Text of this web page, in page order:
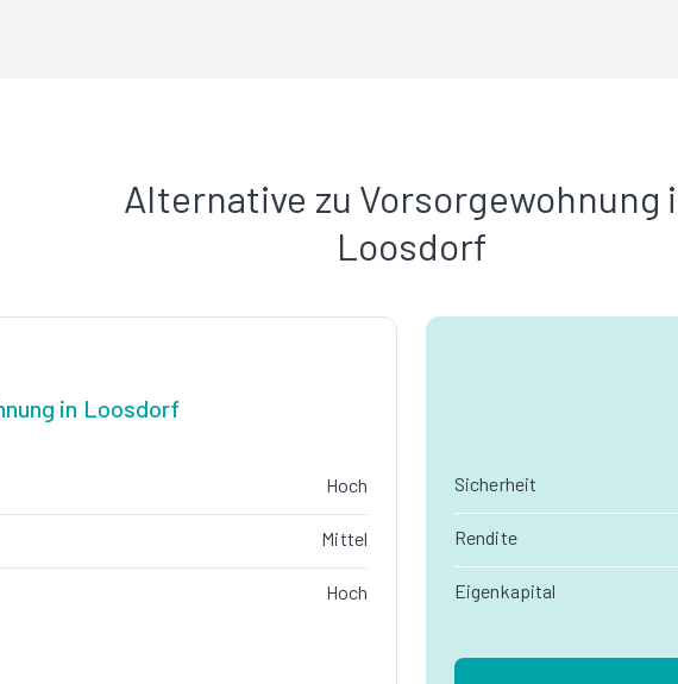
Alternative zu Vorsorgewohnung
Loosdorf
in Loosdorf
Hoch
Mittel
Hoch
Sicherheit
Rendite
Eigenkapital